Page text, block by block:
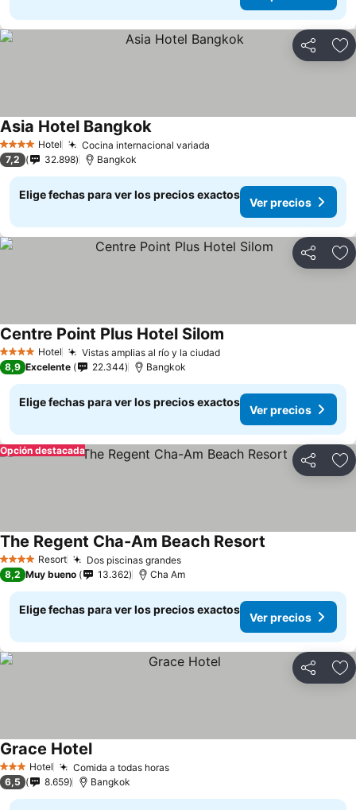
Compartir
4 EstrellasHotel Cocina internacional variada
Asia Hotel Bangkok
7,2 32.898 Bangkok
Elige fechas para ver los precios exactos
Ver precios
Compartir
4 EstrellasHotel Vistas amplias al río y la ciudad
Centre Point Plus Hotel Silom
8,9 Excelente 22.344 Bangkok
Elige fechas para ver los precios exactos
Ver precios
Compartir
Opción destacada
4 EstrellasResort Dos piscinas grandes
The Regent Cha-Am Beach Resort
8,2 Muy bueno 13.362 Cha Am
Elige fechas para ver los precios exactos
Ver precios
Compartir
3 Estrellas
Hotel Comida a todas horas
Grace Hotel
6,5 8.659 Bangkok